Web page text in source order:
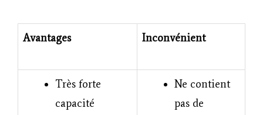
Avantages Inconvénient
Très forte
capacité
Ne contient
pas de